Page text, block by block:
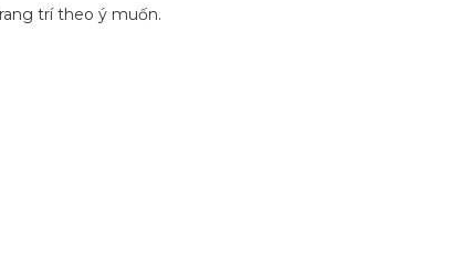
trí theo ý muốn.